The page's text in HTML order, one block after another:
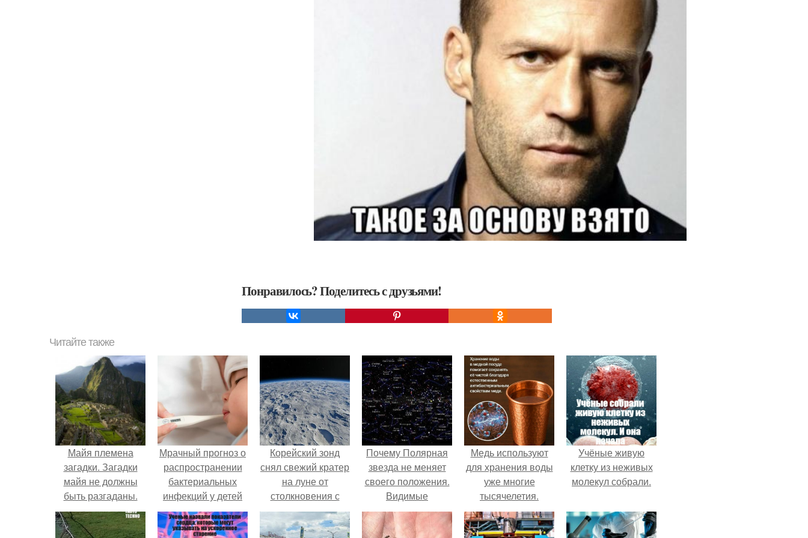
Понравилось? Поделитесь с друзьями!
Читайте также
Майя племена
загадки. Загадки
майя не должны
быть разгаданы.
Мрачный прогноз о
распространении
бактериальных
инфекций у детей
вышел.
Корейский зонд
снял свежий кратер
на луне от
столкновения с
обломком Falcon 9.
Почему Полярная
звезда не меняет
своего положения.
Видимые
положения светил.
Медь используют
для хранения воды
уже многие
тысячелетия.
Учёные живую
клетку из неживых
молекул собрали.